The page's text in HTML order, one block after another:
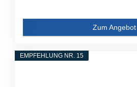
Zum Angebot
EMPFEHLUNG NR. 15